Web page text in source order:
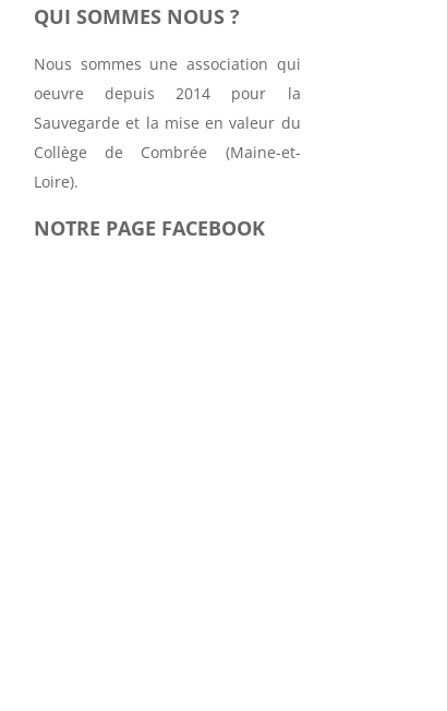
QUI SOMMES NOUS ?
Nous sommes une association qui
oeuvre depuis 2014 pour la
Sauvegarde et la mise en valeur du
Collège de Combrée (Maine-et-
Loire).
NOTRE PAGE FACEBOOK